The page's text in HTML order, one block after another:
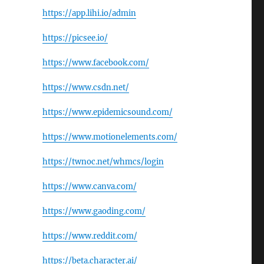
https://app.lihi.io/admin
https://picsee.io/
https://www.facebook.com/
https://www.csdn.net/
https://www.epidemicsound.com/
https://www.motionelements.com/
https://twnoc.net/whmcs/login
https://www.canva.com/
https://www.gaoding.com/
https://www.reddit.com/
https://beta.character.ai/